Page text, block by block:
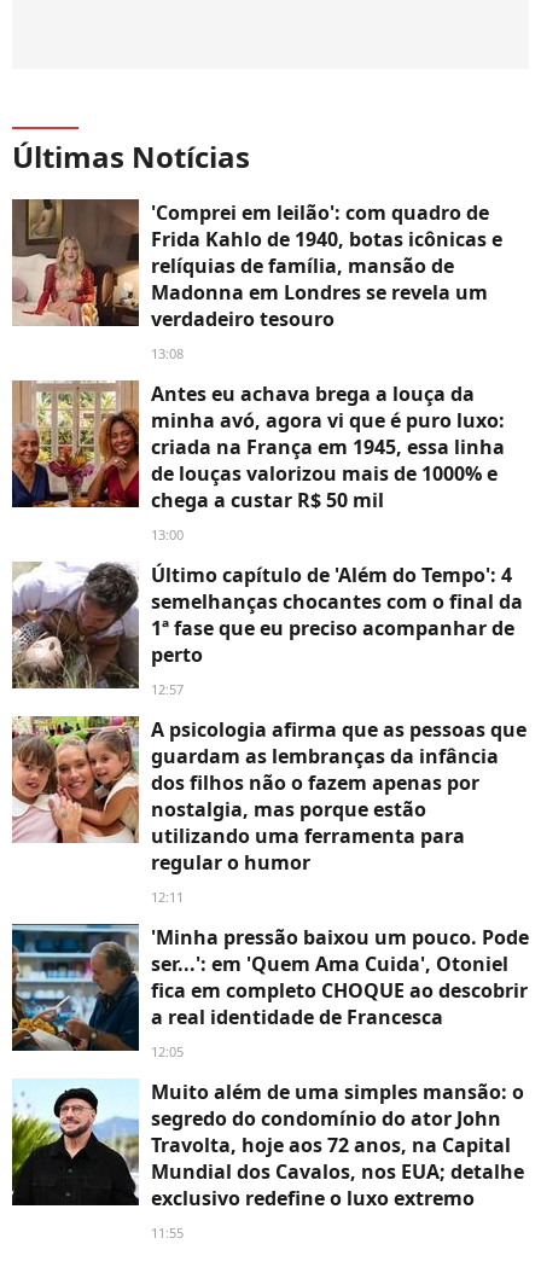
Últimas Notícias
'Comprei em leilão': com quadro de
Frida Kahlo de 1940, botas icônicas e
relíquias de família, mansão de
Madonna em Londres se revela um
verdadeiro tesouro
13:08
Antes eu achava brega a louça da
minha avó, agora vi que é puro luxo:
criada na França em 1945, essa linha
de louças valorizou mais de 1000% e
chega a custar R$ 50 mil
13:00
Último capítulo de 'Além do Tempo': 4
semelhanças chocantes com o final da
1ª fase que eu preciso acompanhar de
perto
12:57
A psicologia afirma que as pessoas que
guardam as lembranças da infância
dos filhos não o fazem apenas por
nostalgia, mas porque estão
utilizando uma ferramenta para
regular o humor
12:11
'Minha pressão baixou um pouco. Pode
ser...': em 'Quem Ama Cuida', Otoniel
fica em completo CHOQUE ao descobrir
a real identidade de Francesca
12:05
Muito além de uma simples mansão: o
segredo do condomínio do ator John
Travolta, hoje aos 72 anos, na Capital
Mundial dos Cavalos, nos EUA; detalhe
exclusivo redefine o luxo extremo
11:55